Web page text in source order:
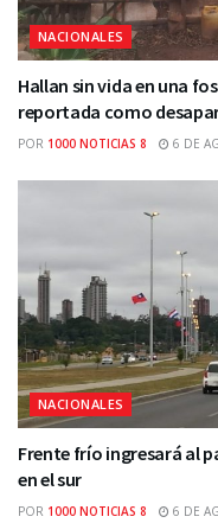
NACIONALES
Hallan sin vida en una
reportada como
POR 1000 NOTICIAS 8 6 DE
NACIONALES
Frente frío ingresará al
en el sur
POR 1000 NOTICIAS 8 6 DE